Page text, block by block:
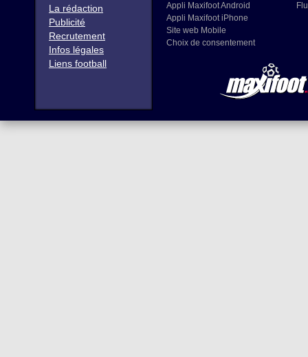
La rédaction
Publicité
Recrutement
Infos légales
Liens football
Appli Maxifoot Android
Appli Maxifoot iPhone
Site web Mobile
Choix de consentement